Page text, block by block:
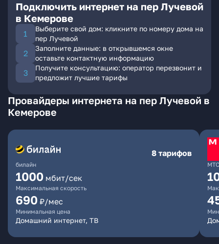
Подключить интернет на пер Лучевой
в Кемерове
Выберите свой дом: кликните по номеру дома на
пер Лучевой
Заполните данные: в открывшемся окне
оставьте контактную информацию
Получите консультацию: оператор перезвонит и
предложит лучшие тарифы
Провайдеры интернета на пер Лучевой в
Кемерове
билайн
8 тарифов
1000 мбит/сек
Максимальная скорость
690 ₽/мес
Минимальная цена
Домашний интернет, ТВ
МТС